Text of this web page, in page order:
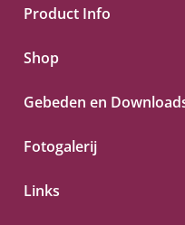
Product Info
Shop
Gebeden en
Fotogalerij
Links